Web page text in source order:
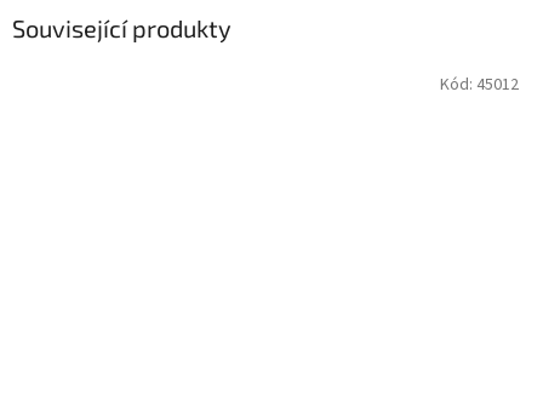
Související produkty
Kód: 45012